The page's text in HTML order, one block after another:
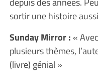
sortir une histoire
Sunday Mirror :«
plusieurs thèmes,
(livre) génial »